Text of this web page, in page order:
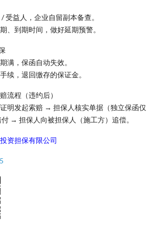
受益人，企业自留副本备查。
、到期时间，做好延期预警。
满，保函自动失效。
续，退回缴存的保证金。
流程（违约后）
明发起索赔 → 担保人核实单据（独立保函仅
→ 担保人向被担保人（施工方）追偿。
资担保有限公司